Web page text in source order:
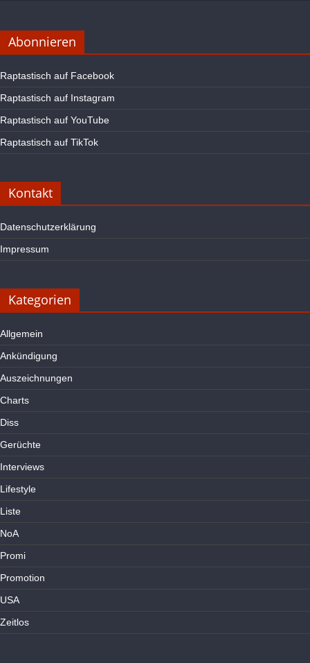
Abonnieren
Raptastisch auf Facebook
Raptastisch auf Instagram
Raptastisch auf YouTube
Raptastisch auf TikTok
Kontakt
Datenschutzerklärung
Impressum
Kategorien
Allgemein
Ankündigung
Auszeichnungen
Charts
Diss
Gerüchte
Interviews
Lifestyle
Liste
NoA
Promi
Promotion
USA
Zeitlos